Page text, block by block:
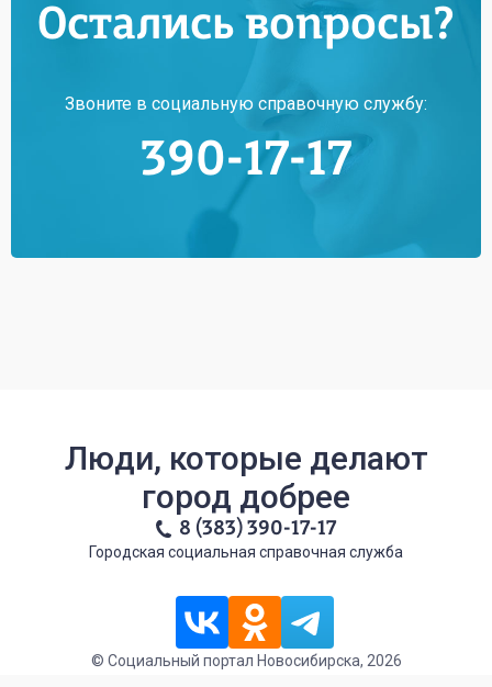
Остались вопросы?
Звоните в социальную справочную службу:
390-17-17
Люди, которые делают
город добрее
8 (383) 390-17-17
Городская социальная справочная служба
© Социальный портал Новосибирска, 2026